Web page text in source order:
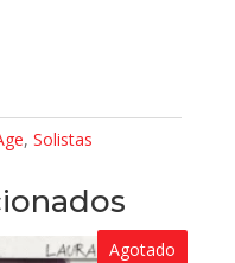
, Solistas
Agotado